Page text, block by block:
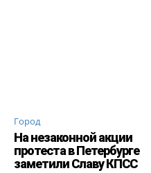
Город
На незаконной акции
протеста в Петербурге
заметили Славу КПСС